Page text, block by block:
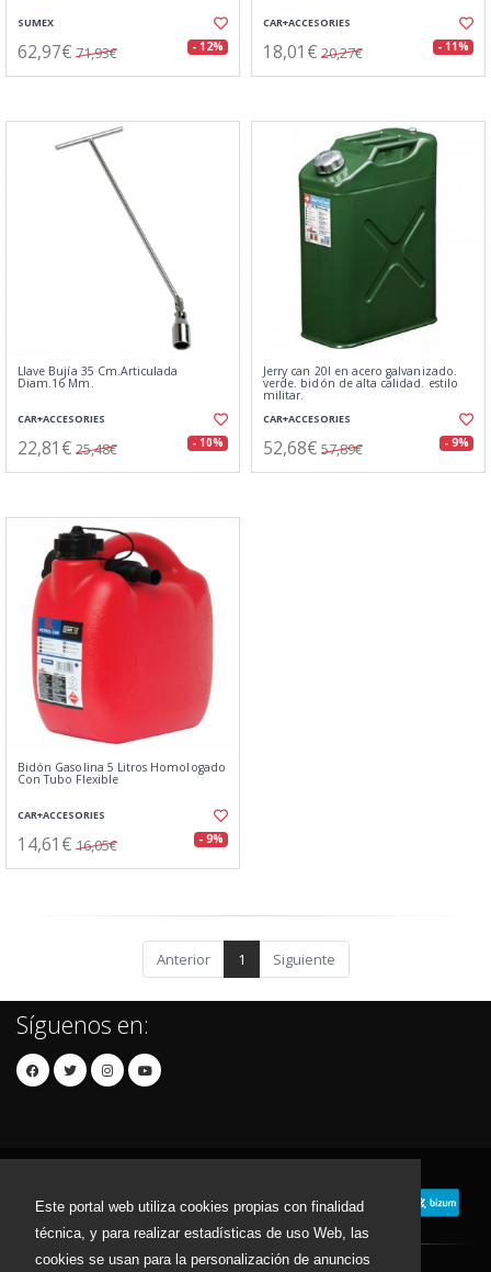
Este portal web utiliza cookies propias con finalidad
técnica, y para realizar estadísticas de uso Web, las
cookies se usan para la personalización de anuncios
SUMEX
62,97€ 71,93€ - 12%
CAR+ACCESORIES
18,01€ 20,27€ - 11%
Llave Bujía 35 Cm.Articulada
Diam.16 Mm.
CAR+ACCESORIES
22,81€ 25,48€ - 10%
Jerry can 20l en acero galvanizado.
verde. bidón de alta calidad. estilo
militar.
CAR+ACCESORIES
52,68€ 57,89€ - 9%
Bidón Gasolina 5 Litros Homologado
Con Tubo Flexible
CAR+ACCESORIES
14,61€ 16,05€ - 9%
Anterior 1 Siguiente
Síguenos en: